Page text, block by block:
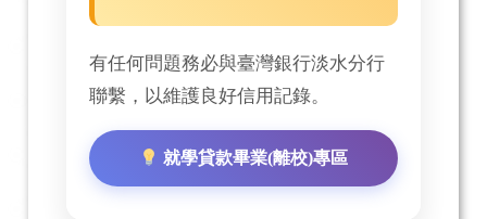
有任何問題務必與臺灣銀行淡水分行
聯繫，以維護良好信用記錄。
就學貸款畢業(離校)專區